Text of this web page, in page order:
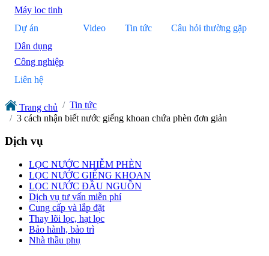
Máy lọc tinh
Dự án
Dân dụng
Công nghiệp
Video Tin tức Câu hỏi thường gặp
Liên hệ
Trang chủ
Tin tức
3 cách nhận biết nước giếng khoan chứa phèn đơn giản
Dịch vụ
LỌC NƯỚC NHIỄM PHÈN
LỌC NƯỚC GIẾNG KHOAN
LỌC NƯỚC ĐẦU NGUỒN
Dịch vụ tư vấn miễn phí
Cung cấp và lắp đặt
Thay lõi lọc, hạt lọc
Bảo hành, bảo trì
Nhà thầu phụ